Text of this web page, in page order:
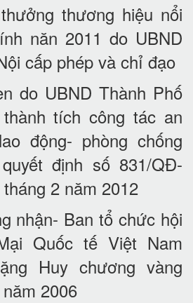
thương hiệu nổi
năn 2011 do UBND
cấp phép và chỉ đạo
UBND Thành Phố
tích công tác an
động- phòng chống
định số 831/QĐ-
2 năm 2012
Ban tổ chức hội
Quốc tế Việt Nam
Huy chương vàng
2006